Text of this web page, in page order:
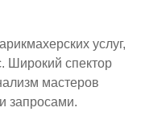
услуг,
Широкий спектор
мастеров
запросами.